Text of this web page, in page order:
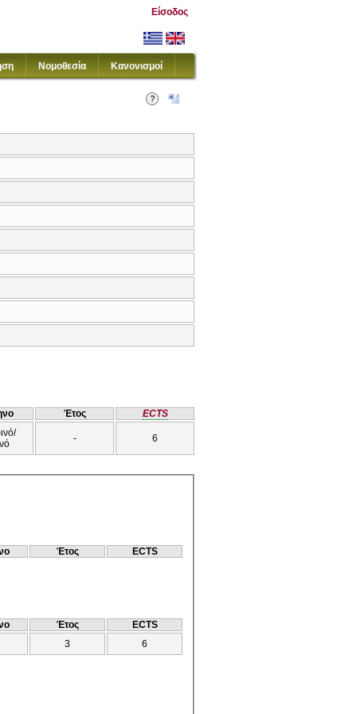
Είσοδος
Νομοθεσία Κανονισμοί
Έτος ECTS
- 6
Έτος ECTS
Έτος
ECTS
3 6